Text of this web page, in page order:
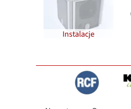
Instalacje